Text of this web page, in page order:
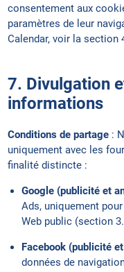
consentement aux
paramètres de leur
Calendar, voir la section
7. Divulgation
informations
Conditions de partage :
uniquement avec les
finalité distincte :
Google (publicité et
Ads, uniquement
Web public (section
Facebook (publicité
données de